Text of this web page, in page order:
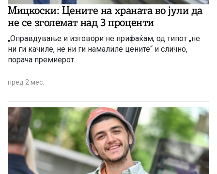
Мицкоски: Цените на храната во јули да
не се зголемат над 3 проценти
„Оправдување и изговори не прифаќам, од типот „не
ни ги качиле, не ни ги намалиле цените“ и слично,
порача премиерот
пред 2 мес.